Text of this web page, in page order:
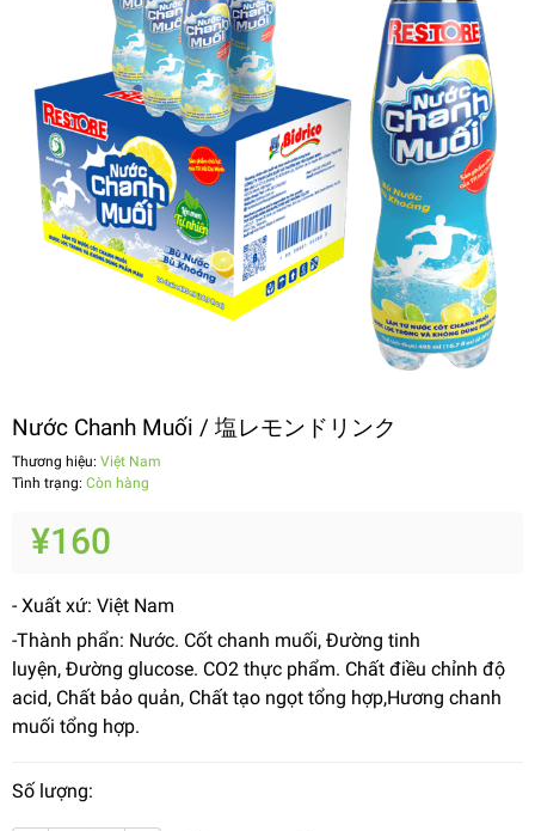
Nước Chanh Muối / 塩レモンドリンク
Thương hiệu: Việt Nam
Tình trạng: Còn hàng
¥160
- Xuất xứ: Việt Nam
-Thành phẩn: Nước. Cốt chanh muối, Đường tinh
luyện, Đường glucose. CO2 thực phẩm. Chất điều chỉnh độ
acid, Chất bảo quản, Chất tạo ngọt tổng hợp,Hương chanh
muối tổng hợp.
Số lượng: